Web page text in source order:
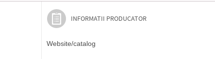
INFORMATII PRODUCATOR
Website/catalog